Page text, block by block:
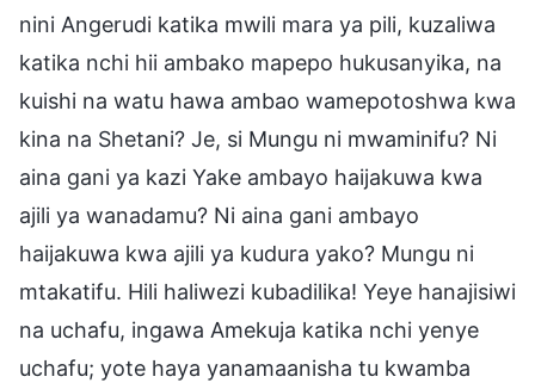
nini Angerudi katika mwili mara ya pili, kuzaliwa
katika nchi hii ambako mapepo hukusanyika, na
kuishi na watu hawa ambao wamepotoshwa kwa
kina na Shetani? Je, si Mungu ni mwaminifu? Ni
aina gani ya kazi Yake ambayo haijakuwa kwa
ajili ya wanadamu? Ni aina gani ambayo
haijakuwa kwa ajili ya kudura yako? Mungu ni
mtakatifu. Hili haliwezi kubadilika! Yeye hanajisiwi
na uchafu, ingawa Amekuja katika nchi yenye
uchafu; yote haya yanamaanisha tu kwamba